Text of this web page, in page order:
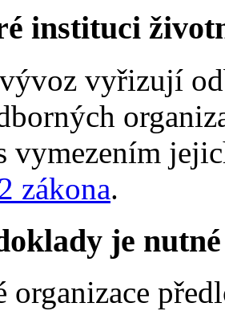
instituci
vyřizují
vymezením
zákona.
je
organizace